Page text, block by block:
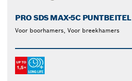
PRO SDS MAX-5C PUNTBEITEL
Voor boorhamers, Voor breekhamers